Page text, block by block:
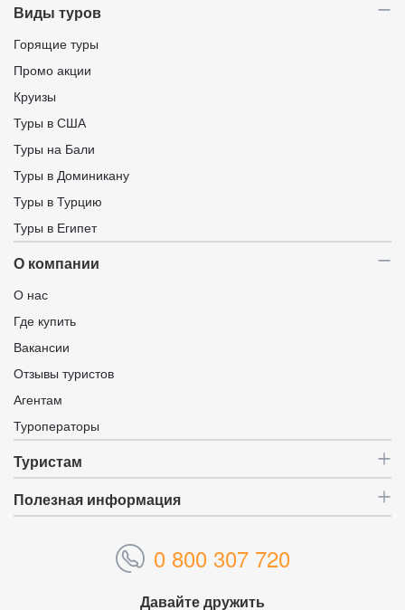
Виды туров
Горящие туры
Промо акции
Круизы
Туры в США
Туры на Бали
Туры в Доминикану
Туры в Турцию
Туры в Египет
О компании
О нас
Где купить
Вакансии
Отзывы туристов
Агентам
Туроператоры
Туристам
Полезная информация
0 800 307 720
Давайте дружить